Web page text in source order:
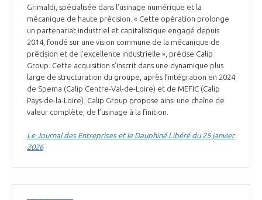
Grimaldi, spécialisée dans l’usinage numérique et la
mécanique de haute précision. « Cette opération prolonge
un partenariat industriel et capitalistique engagé depuis
2014, fondé sur une vision commune de la mécanique de
précision et de l’excellence industrielle », précise Calip
Group. Cette acquisition s’inscrit dans une dynamique plus
large de structuration du groupe, après l’intégration en 2024
de Spema (Calip Centre-Val-de-Loire) et de MEFIC (Calip
Pays-de-la-Loire). Calip Group propose ainsi une chaîne de
valeur complète, de l’usinage à la finition.
Le Journal des Entreprises et le Dauphiné Libéré du 25 janvier
2026